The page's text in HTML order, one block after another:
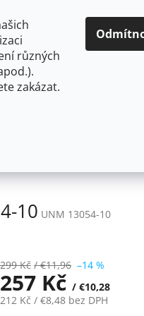
různých
zakázat.
HLEDAT
10 UNM 13054-10
299 Kč / €11,96 –14 %
257 Kč / €10,28
212 Kč / €8,48 bez DPH